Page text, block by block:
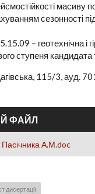
масиву
сезонності
– геотехнічна і
ступеня кандидата
115/3, ауд.
ФАЙЛ
А.М.doc
дисертації